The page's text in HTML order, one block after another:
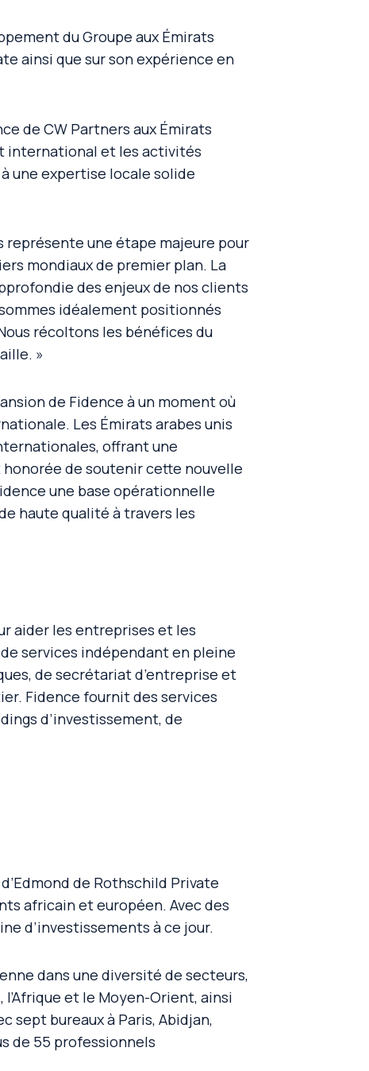
du Groupe aux Émirats
ainsi que sur son expérience en
de CW Partners aux Émirats
international et les activités
une expertise locale solide
représente une étape majeure pour
mondiaux de premier plan. La
des enjeux de nos clients
idéalement positionnés
récoltons les bénéfices du
»
de Fidence à un moment où
Les Émirats arabes unis
offrant une
de soutenir cette nouvelle
une base opérationnelle
haute qualité à travers les
aider les entreprises et les
services indépendant en pleine
de secrétariat d’entreprise et
Fidence fournit des services
d’investissement, de
de Rothschild Private
africain et européen. Avec des
d’investissements à ce jour.
dans une diversité de secteurs,
et le Moyen-Orient, ainsi
sept bureaux à Paris, Abidjan,
de 55 professionnels